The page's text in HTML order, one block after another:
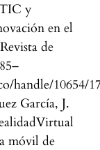
y
en el
de
handle/10654/
García, J.
móvil de